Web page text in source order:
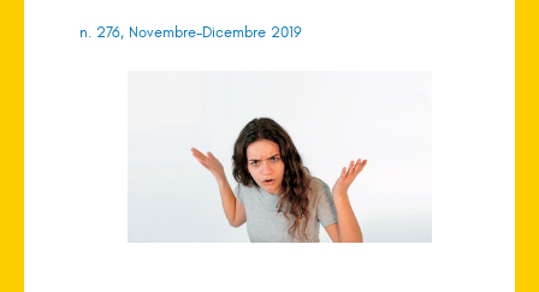
n. 276, Novembre-Dicembre 2019